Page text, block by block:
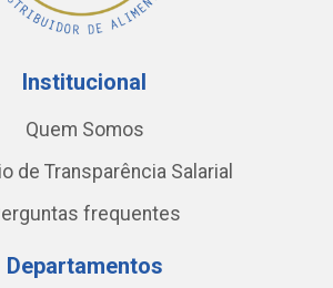
Institucional
Quem Somos
de Transparência Salarial
frequentes
Departamentos